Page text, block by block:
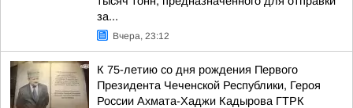
за...
Вчера, 23:12
К 75-летию со дня рождения Первого
Президента Чеченской Республики, Героя
России Ахмата-Хаджи Кадырова ГТРК